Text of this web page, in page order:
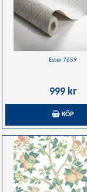
Ester 7659
999 kr
KÖP